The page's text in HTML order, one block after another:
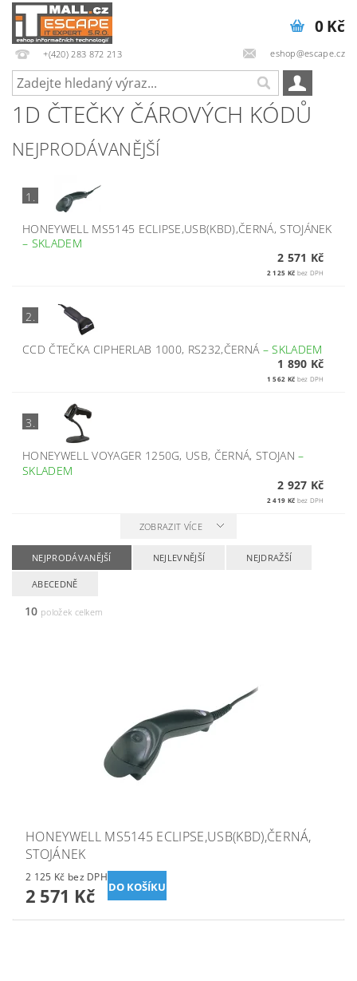
+(420) 283 872 213 eshop@escape.cz
0 Kč
1D ČTEČKY ČÁROVÝCH KÓDŮ
NEJPRODÁVANĚJŠÍ
1.
HONEYWELL MS5145 ECLIPSE,USB(KBD),ČERNÁ, STOJÁNEK
– SKLADEM
2 571 Kč
2 125 Kč bez DPH
2.
CCD ČTEČKA CIPHERLAB 1000, RS232,ČERNÁ –SKLADEM
1 890 Kč
1 562 Kč bez DPH
3.
HONEYWELL VOYAGER 1250G, USB, ČERNÁ, STOJAN–
SKLADEM
2 927 Kč
2 419 Kč bez DPH
ZOBRAZIT VÍCE
NEJPRODÁVANĚJŠÍ NEJLEVNĚJŠÍ NEJDRAŽŠÍ
ABECEDNĚ
10 položek celkem
HONEYWELL MS5145 ECLIPSE,USB(KBD),ČERNÁ,
STOJÁNEK
2 125 Kč bez DPH
2 571 Kč